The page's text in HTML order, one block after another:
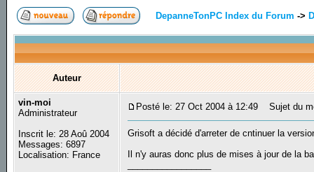
DepanneTonPC Index du Forum ->
Auteur
vin-moi
Administrateur
Inscrit le: 28 Aoû 2004
Messages: 6897
Localisation: France
Posté le: 27 Oct 2004 à 12:49 Sujet du
Grisoft a décidé d'arreter de cntinuer la
Il n'y auras donc plus de mises à jour de la